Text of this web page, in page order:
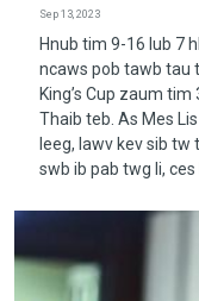
Sep 13, 2023
Hnub tim 9-16 lub 7
ncaws pob tawb tau
King’s Cup zaum
Thaib teb. As Mes
leeg, lawv kev sib
swb ib pab twg li,